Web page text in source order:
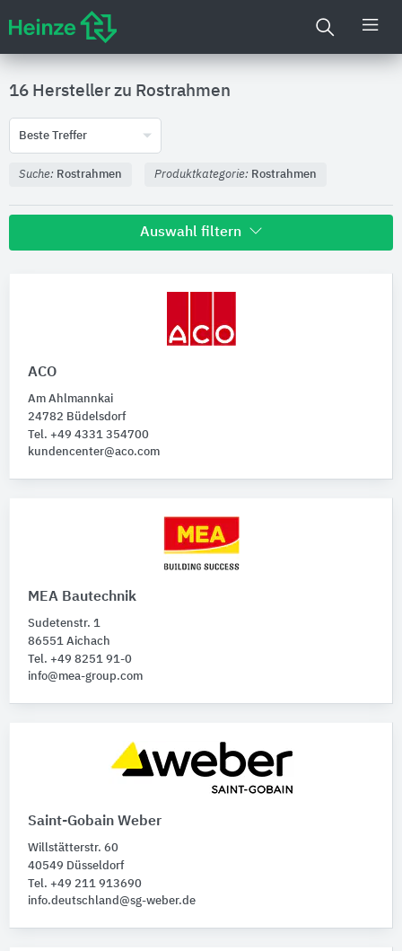
16 Hersteller zu Rostrahmen
Beste Treffer
Suche: Rostrahmen Produktkategorie: Rostrahmen
Auswahl filtern
Rostrahmen
Gebäude-Bauteile
ACO
Am Ahlmannkai
24782 Büdelsdorf
Tel. +49 4331 354700
kundencenter@aco.com
MEA Bautechnik
Sudetenstr. 1
86551 Aichach
Tel. +49 8251 91-0
info@mea-group.com
Saint-Gobain Weber
Willstätterstr. 60
40549 Düsseldorf
Tel. +49 211 913690
info.deutschland@sg-weber.de